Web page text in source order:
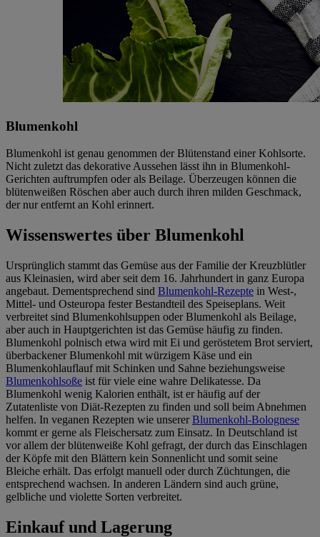
Blumenkohl
Blumenkohl ist genau genommen der Blütenstand einer Kohlsorte.
Nicht zuletzt das dekorative Aussehen lässt ihn in Blumenkohl-
Gerichten auftrumpfen oder als Beilage. Überzeugen können die
blütenweißen Röschen aber auch durch ihren milden Geschmack,
der nur entfernt an Kohl erinnert.
Wissenswertes über Blumenkohl
Ursprünglich stammt das Gemüse aus der Familie der Kreuzblütler
aus Kleinasien, wird aber seit dem 16. Jahrhundert in ganz Europa
angebaut. Dementsprechend sind Blumenkohl-Rezepte in West-,
Mittel- und Osteuropa fester Bestandteil des Speiseplans. Weit
verbreitet sind Blumenkohlsuppen oder Blumenkohl als Beilage,
aber auch in Hauptgerichten ist das Gemüse häufig zu finden.
Blumenkohl polnisch etwa wird mit Ei und geröstetem Brot serviert,
überbackener Blumenkohl mit würzigem Käse und ein
Blumenkohlauflauf mit Schinken und Sahne beziehungsweise
Blumenkohlsoße ist für viele eine wahre Delikatesse. Da
Blumenkohl wenig Kalorien enthält, ist er häufig auf der
Zutatenliste von Diät-Rezepten zu finden und soll beim Abnehmen
helfen. In veganen Rezepten wie unsererBlumenkohl-Bolognese
kommt er gerne als Fleischersatz zum Einsatz. In Deutschland ist
vor allem der blütenweiße Kohl gefragt, der durch das Einschlagen
der Köpfe mit den Blättern kein Sonnenlicht und somit seine
Bleiche erhält. Das erfolgt manuell oder durch Züchtungen, die
entsprechend wachsen. In anderen Ländern sind auch grüne,
gelbliche und violette Sorten verbreitet.
Einkauf und Lagerung